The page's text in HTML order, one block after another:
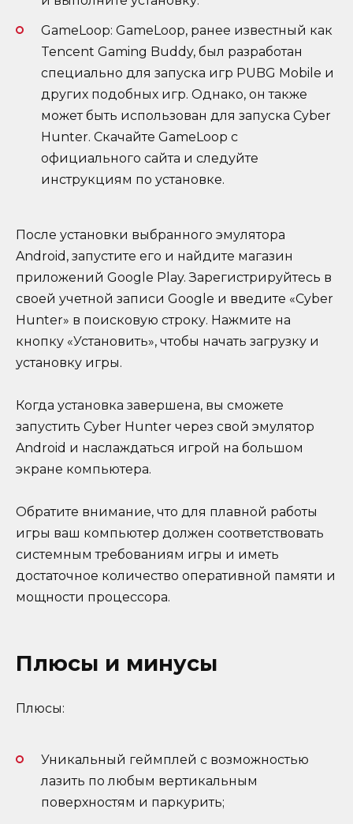
GameLoop: GameLoop, ранее известный как
Tencent Gaming Buddy, был разработан
специально для запуска игр PUBG Mobile и
других подобных игр. Однако, он также
может быть использован для запуска Cyber
Hunter. Скачайте GameLoop с
официального сайта и следуйте
инструкциям по установке.
После установки выбранного эмулятора
Android, запустите его и найдите магазин
приложений Google Play. Зарегистрируйтесь в
своей учетной записи Google и введите «Cyber
Hunter» в поисковую строку. Нажмите на
кнопку «Установить», чтобы начать загрузку и
установку игры.
Когда установка завершена, вы сможете
запустить Cyber Hunter через свой эмулятор
Android и наслаждаться игрой на большом
экране компьютера.
Обратите внимание, что для плавной работы
игры ваш компьютер должен соответствовать
системным требованиям игры и иметь
достаточное количество оперативной памяти и
мощности процессора.
Плюсы и минусы
Плюсы:
Уникальный геймплей с возможностью
лазить по любым вертикальным
поверхностям и паркурить;